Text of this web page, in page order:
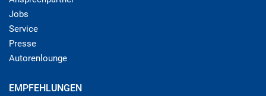
Jobs
Service
Presse
Autorenlounge
EMPFEHLUNGEN